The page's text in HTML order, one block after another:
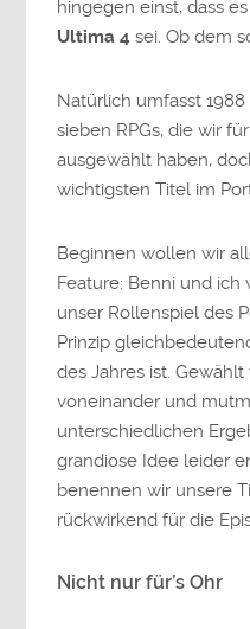
hingegen einst, dass
Ultima 4 sei. Ob dem
Natürlich umfasst
sieben RPGs, die wir
ausgewählt haben,
wichtigsten Titel im
Beginnen wollen wir
Feature: Benni und
unser Rollenspiel des
Prinzip
des Jahres ist.
voneinander und
unterschiedlichen
grandiose Idee leider
benennen wir unsere
rückwirkend für die
Nicht nur für’s Ohr